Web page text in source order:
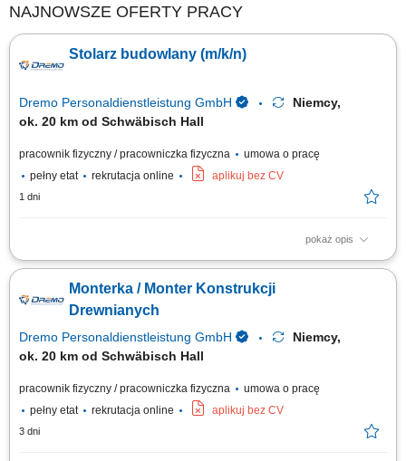
NAJNOWSZE OFERTY PRACY
Stolarz budowlany (m/k/n)
Dremo Personaldienstleistung GmbH
Niemcy,
ok. 20 km od Schwäbisch Hall
pracownik fizyczny / pracowniczka fizyczna
umowa o pracę
pełny etat
rekrutacja online aplikuj bez CV
1 dni
pokaż opis
Obowiązki: wykonywanie drewnianych schodów; montaż elementów w
okien w gotowych elementach ściennych; obsługa maszyn; obróbka i
wykończenie powierzchni drewnianych; Wymagania: wykształcenie
Monterka / Monter Konstrukcji
Drewnianych
Dremo Personaldienstleistung GmbH
Niemcy,
ok. 20 km od Schwäbisch Hall
pracownik fizyczny / pracowniczka fizyczna
umowa o pracę
pełny etat
rekrutacja online aplikuj bez CV
3 dni